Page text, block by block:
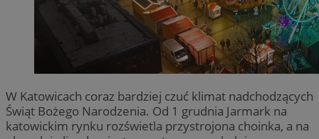
W Katowicach coraz bardziej czuć klimat nadchodzących
Świąt Bożego Narodzenia. Od 1 grudnia Jarmark na
katowickim rynku rozświetla przystrojona choinka, a na